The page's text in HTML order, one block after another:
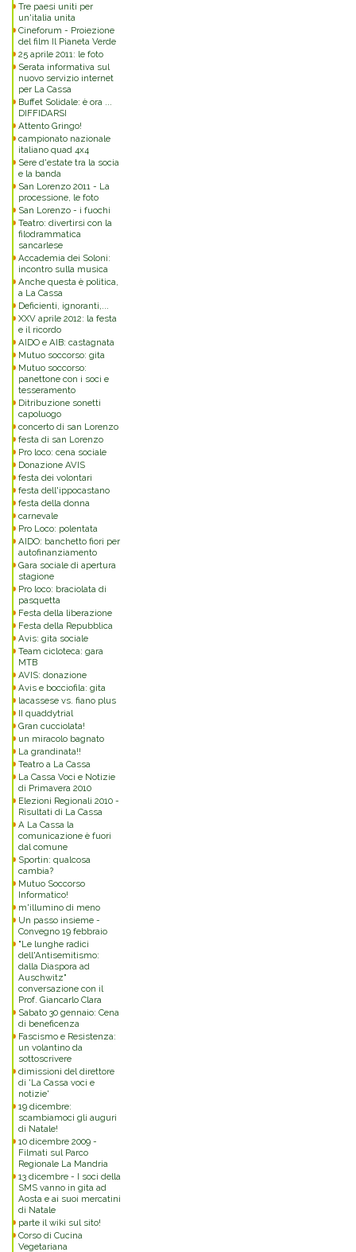
Tre paesi uniti per
un'italia unita
Cineforum - Proiezione
del film Il Pianeta Verde
25 aprile 2011: le foto
Serata informativa sul
nuovo servizio internet
per La Cassa
Buffet Solidale: è ora ...
DIFFIDARSI
Attento Gringo!
campionato nazionale
italiano quad 4x4
Sere d'estate tra la socia
e la banda
San Lorenzo 2011 - La
processione, le foto
San Lorenzo - i fuochi
Teatro: divertirsi con la
filodrammatica
sancarlese
Accademia dei Soloni:
incontro sulla musica
Anche questa è politica,
a La Cassa
Deficienti, ignoranti,...
XXV aprile 2012: la festa
e il ricordo
AIDO e AIB: castagnata
Mutuo soccorso: gita
Mutuo soccorso:
panettone con i soci e
tesseramento
Ditribuzione sonetti
capoluogo
concerto di san Lorenzo
festa di san Lorenzo
Pro loco: cena sociale
Donazione AVIS
festa dei volontari
festa dell'ippocastano
festa della donna
carnevale
Pro Loco: polentata
AIDO: banchetto fiori per
autofinanziamento
Gara sociale di apertura
stagione
Pro loco: braciolata di
pasquetta
Festa della liberazione
Festa della Repubblica
Avis: gita sociale
Team cicloteca: gara
MTB
AVIS: donazione
Avis e bocciofila: gita
lacassese vs. fiano plus
II quaddytrial
Gran cucciolata!
un miracolo bagnato
La grandinata!!
Teatro a La Cassa
La Cassa Voci e Notizie
di Primavera 2010
Elezioni Regionali 2010 -
Risultati di La Cassa
A La Cassa la
comunicazione è fuori
dal comune
Sportin: qualcosa
cambia?
Mutuo Soccorso
Informatico!
m'illumino di meno
Un passo insieme -
Convegno 19 febbraio
"Le lunghe radici
dell'Antisemitismo:
dalla Diaspora ad
Auschwitz"
conversazione con il
Prof. Giancarlo Clara
Sabato 30 gennaio: Cena
di beneficenza
Fascismo e Resistenza:
un volantino da
sottoscrivere
dimissioni del direttore
di 'La Cassa voci e
notizie'
19 dicembre:
scambiamoci gli auguri
di Natale!
10 dicembre 2009 -
Filmati sul Parco
Regionale La Mandria
13 dicembre - I soci della
SMS vanno in gita ad
Aosta e ai suoi mercatini
di Natale
parte il wiki sul sito!
Corso di Cucina
Vegetariana